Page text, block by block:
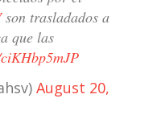
son trasladados a
que las
August 20,